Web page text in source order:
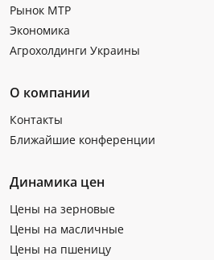
Рынок МТР
Экономика
Агрохолдинги Украины
О компании
Контакты
Ближайшие конференции
Динамика цен
Цены на зерновые
Цены на масличные
Цены на пшеницу